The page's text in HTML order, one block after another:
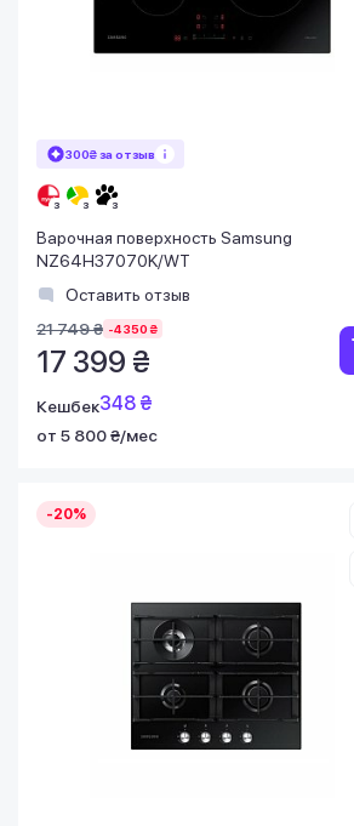
300₴ за отзыв
Варочная поверхность Samsung
NZ64H37070K/WT
Оставить отзыв
21 749 ₴ -4 350 ₴
17 399 ₴
Кешбек348 ₴
от 5 800 ₴/мес
-20%